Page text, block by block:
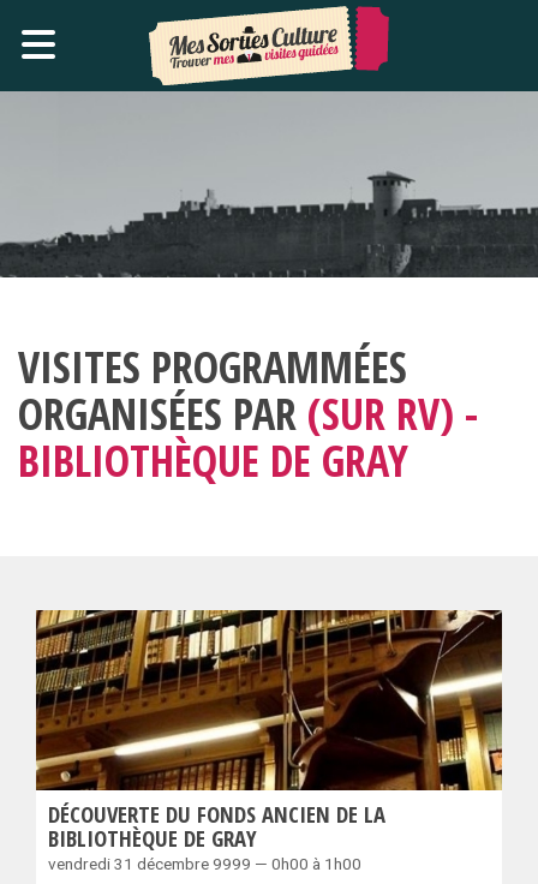
VISITES PROGRAMMÉES
ORGANISÉES PAR (SUR RV) -
BIBLIOTHÈQUE DE GRAY
DÉCOUVERTE DU FONDS ANCIEN DE LA
BIBLIOTHÈQUE DE GRAY
vendredi 31 décembre 9999 — 0h00 à 1h00